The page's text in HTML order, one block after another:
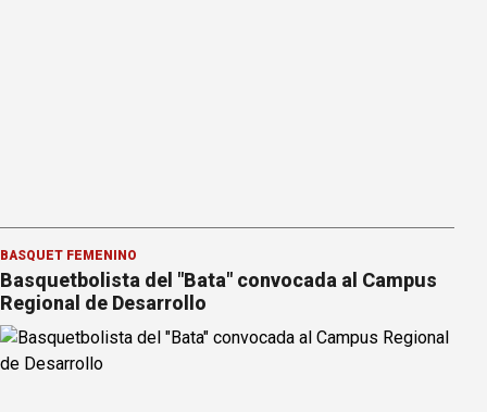
BÁSQUET FEMENINO
Basquetbolista del "Bata" convocada al Campus
Regional de Desarrollo